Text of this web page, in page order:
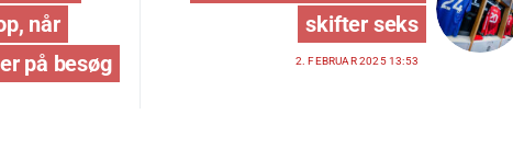
når
på besøg
skifter seks
2. FEBRUAR 2025 13:53